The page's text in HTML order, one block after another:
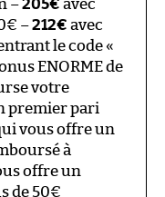
–205€ avec
–212€ avec
le code «
ENORME de
votre
premier pari
vous offre un
à
offre un
de 50€